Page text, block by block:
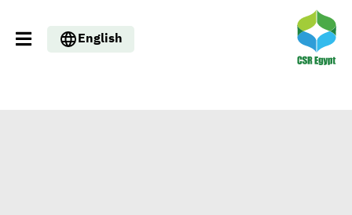
English